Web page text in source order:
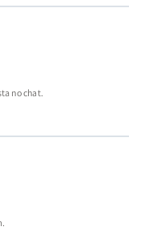
no chat.